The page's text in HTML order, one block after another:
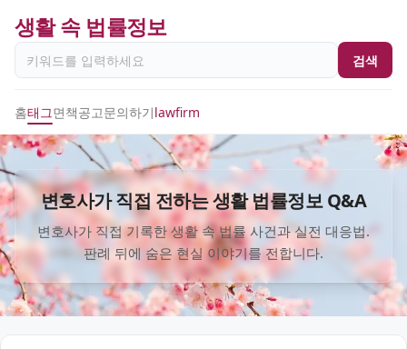
생활 속 법률정보
검색
홈태그면책공고문의하기lawfirm
변호사가 직접 전하는 생활 법률정보 Q&A
변호사가 직접 기록한 생활 속 법률 사건과 실전 대응법.
판례 뒤에 숨은 현실 이야기를 전합니다.